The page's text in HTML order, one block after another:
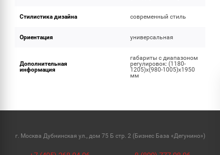
Стилистика дизайна современный стиль
Ориентация универсальная
Дополнительная
информация
габариты с диапазоном
регулировок: (1180-
1205)x(980-1005)х1950
мм
г. Москва Дубнинская ул., дом 75 Б стр. 2 (Бизнес База «Дегунино»)